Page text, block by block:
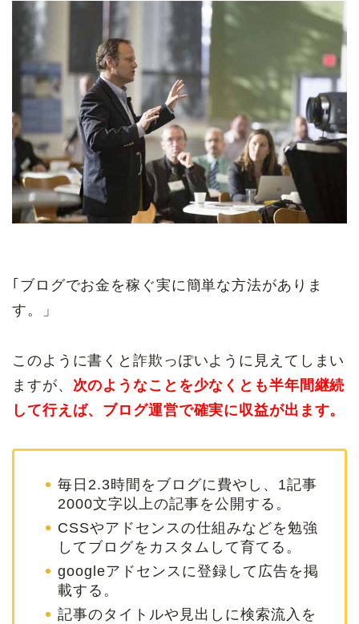
｢ブログでお金を稼ぐ実に簡単な方法がありま
す。」
このように書くと詐欺っぽいように見えてしまい
ますが、 次のようなことを少なくとも半年間継続
して行えば、ブログ運営で確実に収益が出ます。
毎日2.3時間をブログに費やし、1記事
2000文字以上の記事を公開する。
CSSやアドセンスの仕組みなどを勉強
してブログをカスタムして育てる。
googleアドセンスに登録して広告を掲
載する。
記事のタイトルや見出しに検索流入を